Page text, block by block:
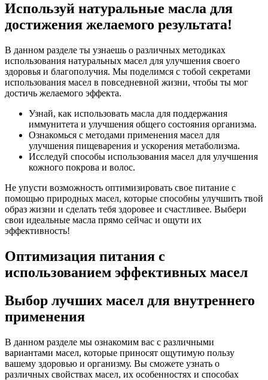
Используй натуральные масла для
достижения желаемого результата!
В данном разделе ты узнаешь о различных методиках
использования натуральных масел для улучшения своего
здоровья и благополучия. Мы поделимся с тобой секретами
использования масел в повседневной жизни, чтобы ты мог
достичь желаемого эффекта.
Узнай, как использовать масла для поддержания
иммунитета и улучшения общего состояния организма.
Ознакомься с методами применения масел для
улучшения пищеварения и ускорения метаболизма.
Исследуй способы использования масел для улучшения
кожного покрова и волос.
Не упусти возможность оптимизировать свое питание с
помощью природных масел, которые способны улучшить твой
образ жизни и сделать тебя здоровее и счастливее. Выбери
свои идеальные масла прямо сейчас и ощути их
эффективность!
Оптимизация питания с
использованием эффективных масел
Выбор лучших масел для внутреннего
применения
В данном разделе мы ознакомим вас с различными
вариантами масел, которые приносят ощутимую пользу
вашему здоровью и организму. Вы сможете узнать о
различных свойствах масел, их особенностях и способах